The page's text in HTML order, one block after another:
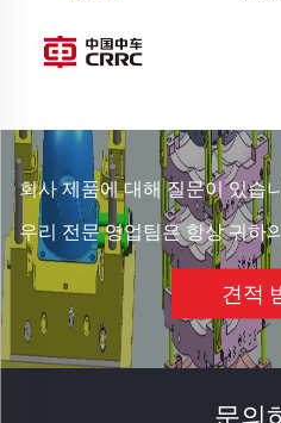
회사 제품에 대해 질문이 있습
우리 전문 영업팀은 항상 귀하
견적
문의